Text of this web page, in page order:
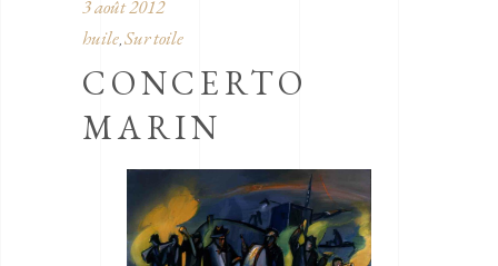
3 août 2012
huile, Sur toile
CONCERTO
MARIN